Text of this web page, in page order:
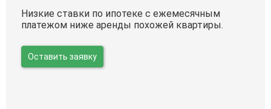
Низкие ставки по ипотеке с ежемесячным
платежом ниже аренды похожей квартиры.
Оставить заявку